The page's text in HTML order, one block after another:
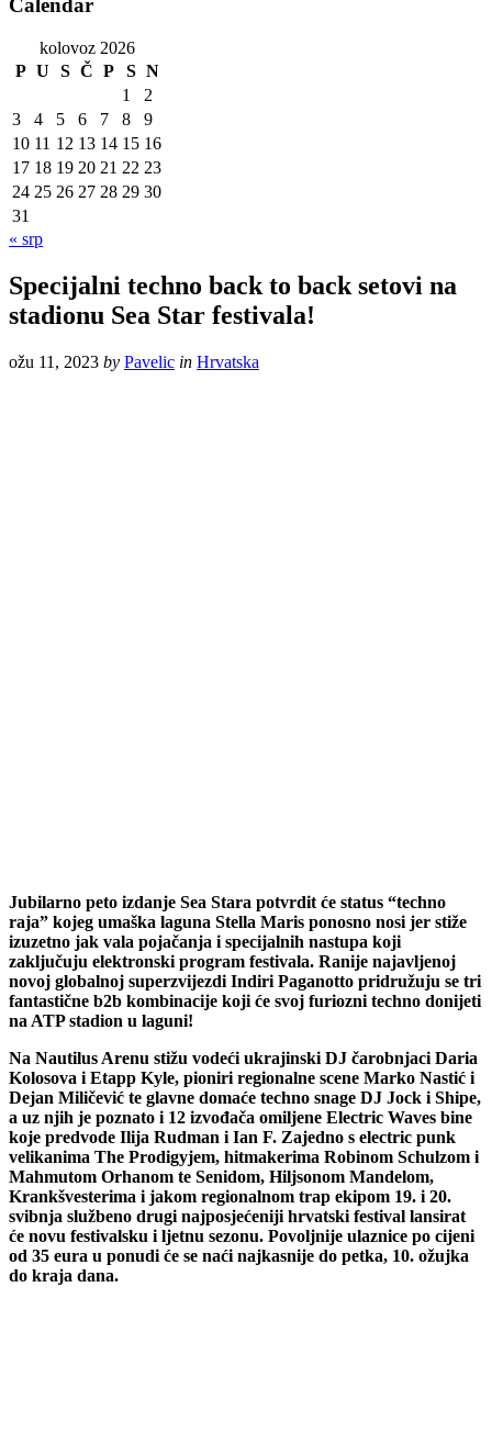
Calendar
kolovoz 2026
P U S Č P S N
1
2
3
4 5 6 7 8
9
10 11 12 13 14 15 16
17 18 19 20 21 22 23
24 25 26 27 28 29 30
31
« srp
Specijalni techno back to back setovi na
stadionu Sea Star festivala!
ožu 11, 2023 by Pavelic in Hrvatska
Jubilarno peto izdanje Sea Stara potvrdit će status “techno
raja” kojeg umaška laguna Stella Maris ponosno nosi jer stiže
izuzetno jak vala pojačanja i specijalnih nastupa koji
zaključuju elektronski program festivala. Ranije najavljenoj
novoj globalnoj superzvijezdi Indiri Paganotto pridružuju se tri
fantastične b2b kombinacije koji će svoj furiozni techno donijeti
na ATP stadion u laguni!
Na Nautilus Arenu stižu vodeći ukrajinski DJ čarobnjaci Daria
Kolosova i Etapp Kyle, pioniri regionalne scene Marko Nastić i
Dejan Miličević te glavne domaće techno snage DJ Jock i Shipe,
a uz njih je poznato i 12 izvođača omiljene Electric Waves bine
koje predvode Ilija Rudman i Ian F. Zajedno s electric punk
velikanima The Prodigyjem, hitmakerima Robinom Schulzom i
Mahmutom Orhanom te Senidom, Hiljsonom Mandelom,
Krankšvesterima i jakom regionalnom trap ekipom 19. i 20.
svibnja službeno drugi najposjećeniji hrvatski festival lansirat
će novu festivalsku i ljetnu sezonu. Povoljnije ulaznice po cijeni
od 35 eura u ponudi će se naći najkasnije do petka, 10. ožujka
do kraja dana.